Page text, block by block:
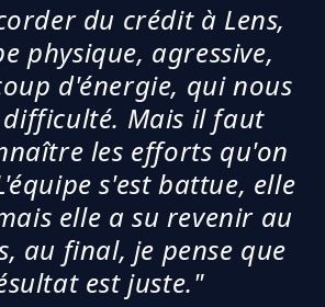
du crédit à Lens,
physique, agressive,
d'énergie, qui nous
difficulté. Mais il faut
les efforts qu'on
s'est battue, elle
elle a su revenir au
au final, je pense que
est juste."